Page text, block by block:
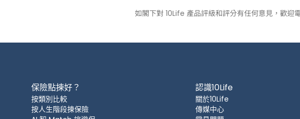
如閣下對 10Life 產品評級和評分有任何意見，歡迎
保險點揀好？
按類別比較
按人生階段揀保險
認識10Life
關於10Life
傳媒中心